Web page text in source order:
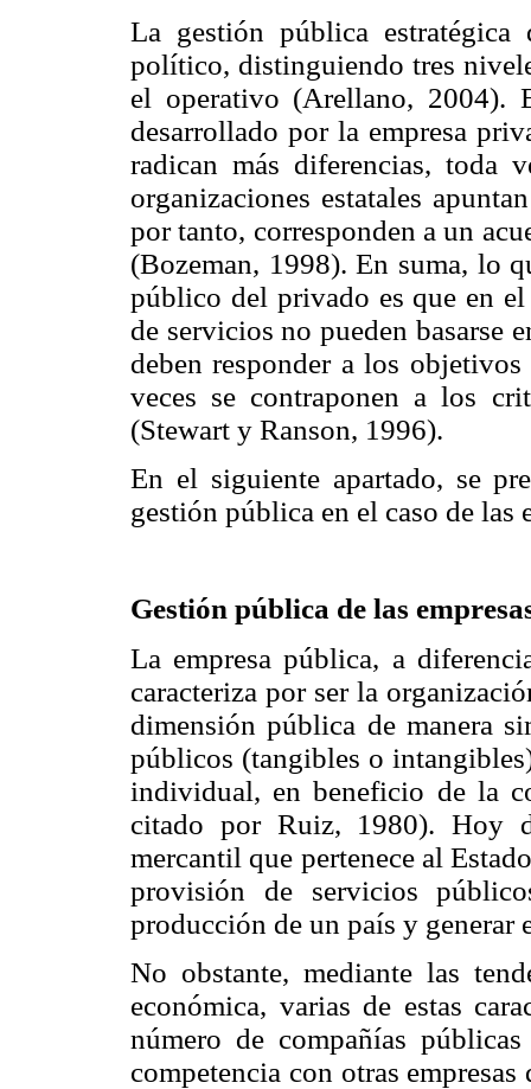
La gestión pública
político, distinguiendo tres
el operativo (Arellano, 2004).
desarrollado por la empresa
radican más diferencias, toda
organizaciones estatales
por tanto, corresponden a un
(Bozeman, 1998). En suma, lo
público del privado es que en
de servicios no pueden basarse
deben responder a los
veces se contraponen a los
(Stewart y Ranson, 1996).
En el siguiente apartado, se
gestión pública en el caso de las
Gestión pública de las
La empresa pública, a
caracteriza por ser la
dimensión pública de manera
públicos (tangibles o
individual, en beneficio de la
citado por Ruiz, 1980). Hoy
mercantil que pertenece al
provisión de servicios
producción de un país y generar
No obstante, mediante las
económica, varias de estas
número de compañías
competencia con otras